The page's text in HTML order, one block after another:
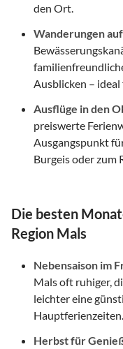
den Ort.
Wanderungen
Ausblicken –
Ausflüge in den
preiswerte
Ausgangspunkt
Burgeis oder zum
Die besten
Region Mals
Nebensaison im
Mals oft ruhiger,
leichter eine
Hauptferienzeiten.
Herbst für